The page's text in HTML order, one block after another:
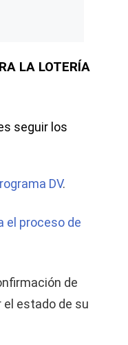
LA LOTERÍA
seguir los
DV.
el proceso de
de
estado de su